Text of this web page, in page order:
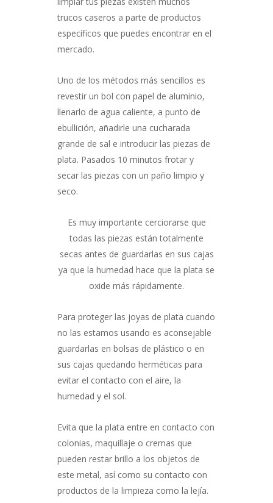
trucos caseros a parte de productos
específicos que puedes encontrar en el
mercado.
Uno de los métodos más sencillos es
revestir un bol con papel de aluminio,
llenarlo de agua caliente, a punto de
ebullición, añadirle una cucharada
grande de sal e introducir las piezas de
plata. Pasados 10 minutos frotar y
secar las piezas con un paño limpio y
seco.
Es muy importante cerciorarse que
todas las piezas están totalmente
secas antes de guardarlas en sus cajas
ya que la humedad hace que la plata se
oxide más rápidamente.
Para proteger las joyas de plata cuando
no las estamos usando es aconsejable
guardarlas en bolsas de plástico o en
sus cajas quedando herméticas para
evitar el contacto con el aire, la
humedad y el sol.
Evita que la plata entre en contacto con
colonias, maquillaje o cremas que
pueden restar brillo a los objetos de
este metal, así como su contacto con
productos de la limpieza como la lejía.